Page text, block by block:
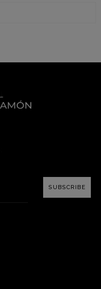
SUBSCRIBE